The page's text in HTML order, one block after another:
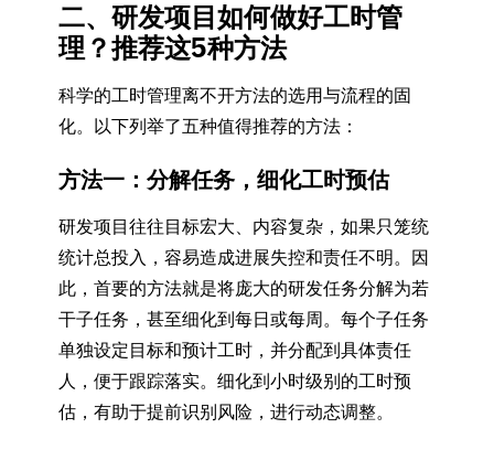
二、研发项目如何做好工时管
理？推荐这5种方法
科学的工时管理离不开方法的选用与流程的固
化。以下列举了五种值得推荐的方法：
方法一：分解任务，细化工时预估
研发项目往往目标宏大、内容复杂，如果只笼统
统计总投入，容易造成进展失控和责任不明。因
此，首要的方法就是将庞大的研发任务分解为若
干子任务，甚至细化到每日或每周。每个子任务
单独设定目标和预计工时，并分配到具体责任
人，便于跟踪落实。细化到小时级别的工时预
估，有助于提前识别风险，进行动态调整。